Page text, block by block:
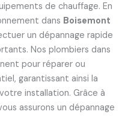
de chauffage. En
dans Boisemont
un dépannage rapide
Nos plombiers dans
pour réparer ou
garantissant ainsi la
installation. Grâce à
assurons un dépannage